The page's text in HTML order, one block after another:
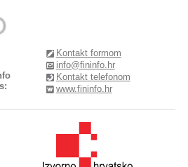
Kontakt formom
info@fininfo.hr
Kontakt telefonom
www.fininfo.hr